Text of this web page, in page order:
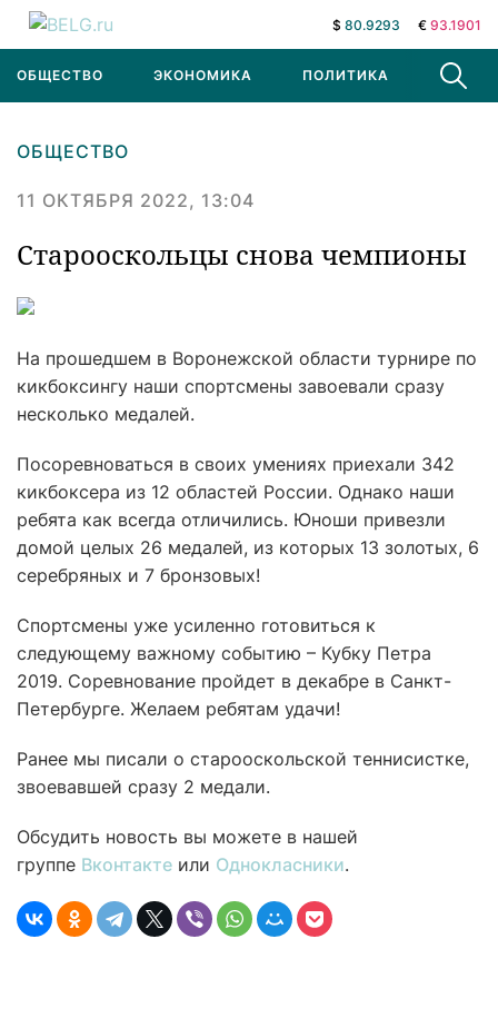
$ 80.9293 € 93.1901
ОБЩЕСТВО ЭКОНОМИКА ПОЛИТИКА В МИРЕ
ОБЩЕСТВО
11 ОКТЯБРЯ 2022, 13:04
Старооскольцы снова чемпионы
На прошедшем в Воронежской области турнире по
кикбоксингу наши спортсмены завоевали сразу
несколько медалей.
Посоревноваться в своих умениях приехали 342
кикбоксера из 12 областей России. Однако наши
ребята как всегда отличились. Юноши привезли
домой целых 26 медалей, из которых 13 золотых, 6
серебряных и 7 бронзовых!
Спортсмены уже усиленно готовиться к
следующему важному событию – Кубку Петра
2019. Соревнование пройдет в декабре в Санкт-
Петербурге. Желаем ребятам удачи!
Ранее мы писали о старооскольской теннисистке,
звоевавшей сразу 2 медали.
Обсудить новость вы можете в нашей
группе Вконтакте или Однокласники.